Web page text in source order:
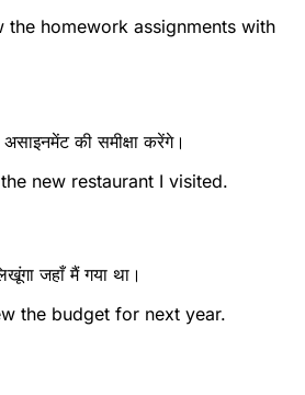
the homework assignments with
की समीक्षा करेंगे।
new restaurant I visited.
जहाँ मैं गया था।
the budget for next year.